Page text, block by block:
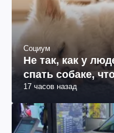
Социум
Не так, как у
спать собаке,
17 часов назад